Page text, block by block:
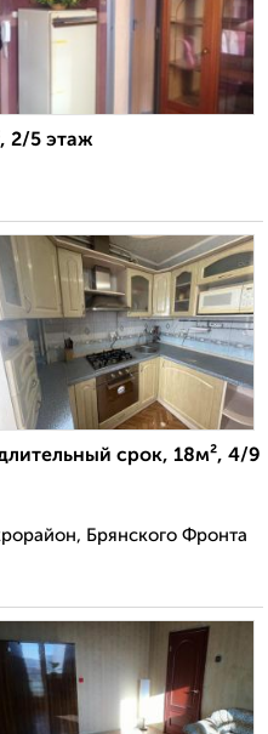
2/5 этаж
срок, 18м², 4/9
Брянского Фронта